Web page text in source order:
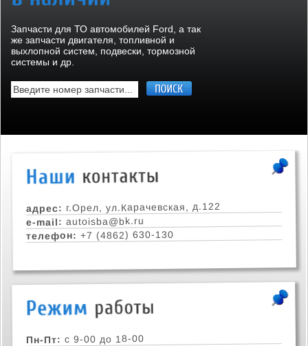
Запчасти для ТО автомобилей Ford, а так
же запчасти двигателя, топливной и
выхлопной систем, подвески, тормозной
системы и др.
адрес: г.Орел, ул.Карачевская, д.122
e-mail: autoisba@bk.ru
телефон: +7 (4862) 630-130
Пн-Пт: с 9-00 до 18-00